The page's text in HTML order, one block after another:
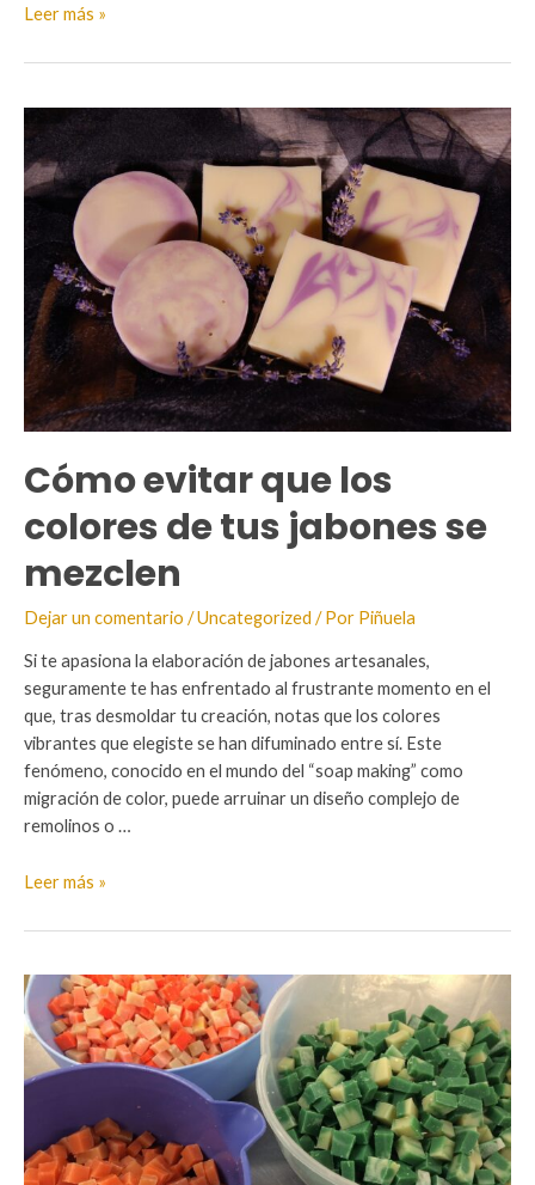
Micas
Pigmentos
¿Cuál
elegir
hoy?
Leer más »
Cómo evitar que los
colores de tus jabones se
mezclen
Dejar un comentario /Uncategorized / Por Piñuela
Si te apasiona la elaboración de jabones artesanales,
seguramente te has enfrentado al frustrante momento en el
que, tras desmoldar tu creación, notas que los colores
vibrantes que elegiste se han difuminado entre sí. Este
fenómeno, conocido en el mundo del “soap making” como
migración de color, puede arruinar un diseño complejo de
remolinos o …
Cómo
que
colores
de
tus
jabones
mezclen
Leer más »